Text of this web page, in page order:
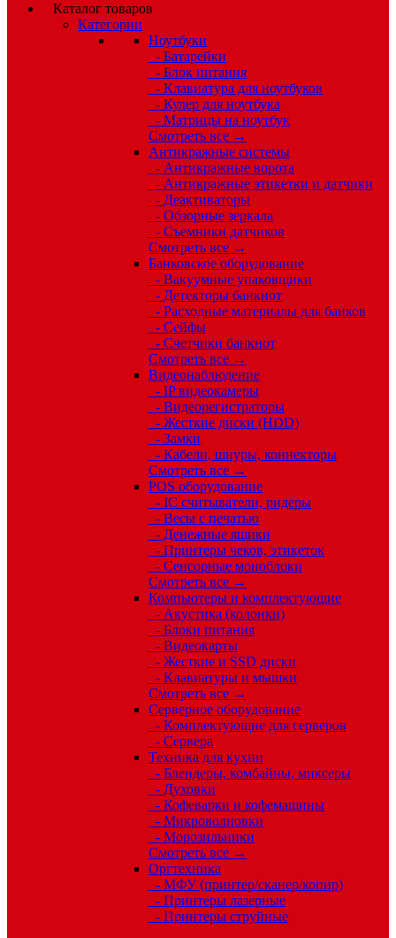
Каталог товаров
Категории
Ноутбуки
- Батарейки
- Блок питания
- Клавиатура для ноутбуков
- Кулер для ноутбука
- Матрицы на ноутбук
Смотреть все →
Антикражные системы
- Антикражные ворота
- Антикражные этикетки и датчики
- Деактиваторы
- Обзорные зеркала
- Съемники датчиков
Смотреть все →
Банковское оборудование
- Вакуумные упаковщики
- Детекторы банкнот
- Расходные материалы для банков
- Сейфы
- Счетчики банкнот
Смотреть все →
Видеонаблюдение
- IP видеокамеры
- Видеорегистраторы
- Жесткие диски (HDD)
- Замки
- Кабели, шнуры, коннекторы
Смотреть все →
POS оборудование
- IC считыватели, ридеры
- Весы с печатью
- Денежные ящики
- Принтеры чеков, этикеток
- Сенсорные моноблоки
Смотреть все →
Компьютеры и комплектующие
- Акустика (колонки)
- Блоки питания
- Видеокарты
- Жесткие и SSD диски
- Клавиатуры и мышки
Смотреть все →
Серверное оборудование
- Комплектующие для серверов
- Сервера
Техника для кухни
- Блендеры, комбайны, миксеры
- Духовки
- Кофеварки и кофемашины
- Микроволновки
- Морозильники
Смотреть все →
Оргтехника
- МФУ (принтер/сканер/копир)
- Принтеры лазерные
- Принтеры струйные